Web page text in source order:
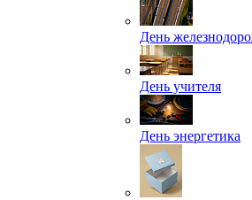
День
День учителя
День энергетика